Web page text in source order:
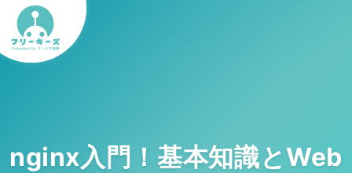
nginx入門！基本知識とWeb